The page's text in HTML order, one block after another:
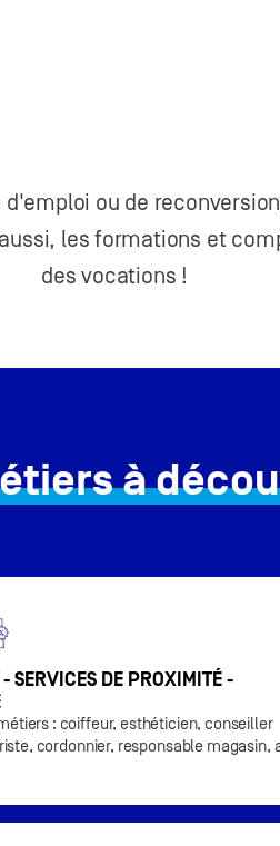
ou de
les formations et
des vocations !
à
- SERVICES DE PROXIMITÉ -
: coiffeur, esthéticien, conseiller
cordonnier, responsable magasin,